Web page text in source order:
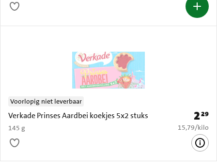
Verkade Prinses Aardbei koekjes 5x2 stuks
145 g
Voorlopig niet leverbaar
Prijs:
229
€ 15,79 per
15,79/kilo